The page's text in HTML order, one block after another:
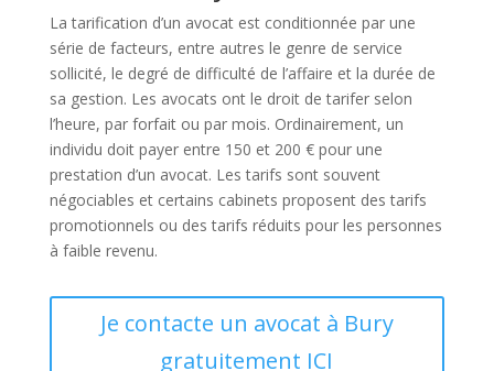
La tarification d’un avocat est conditionnée par une
série de facteurs, entre autres le genre de service
sollicité, le degré de difficulté de l’affaire et la durée de
sa gestion. Les avocats ont le droit de tarifer selon
l’heure, par forfait ou par mois. Ordinairement, un
individu doit payer entre 150 et 200 € pour une
prestation d’un avocat. Les tarifs sont souvent
négociables et certains cabinets proposent des tarifs
promotionnels ou des tarifs réduits pour les personnes
à faible revenu.
Je contacte un avocat à Bury
gratuitement ICI